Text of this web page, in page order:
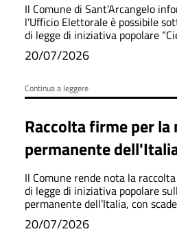
Il Comune di Sant’Arcangelo
l’Ufficio Elettorale è possibile
di legge di iniziativa popolare
novembre 2026.
20/07/2026
Continua a leggere
Raccolta firme per
permanente
Il Comune rende nota la
di legge di iniziativa popolare
permanente dell’Italia, con
20/07/2026